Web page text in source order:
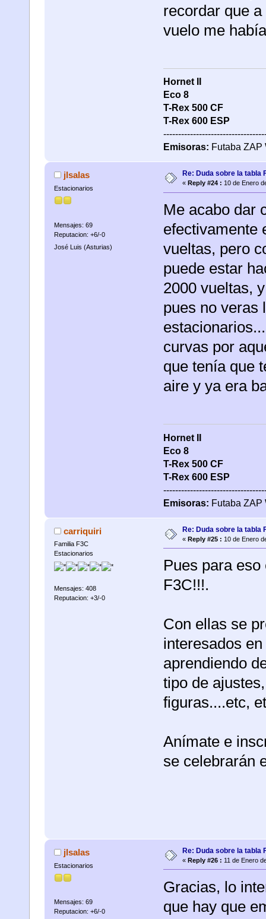
recordar que
vuelo me
Hornet II
Eco 8
T-Rex 500 CF
T-Rex 600 ESP
Emisoras: Futaba ZAP
jlsalas
Estacionarios
Mensajes: 69
Reputacion: +6/-0
José Luis (Asturias)
Re: Duda sobre la tabla
« Reply #24 : 10 de Enero
Me acabo dar
efectivamente
vueltas, pero
puede estar
2000 vueltas,
pues no veras
curvas por
que tenía que
aire y ya era
Hornet II
Eco 8
T-Rex 500 CF
T-Rex 600 ESP
Emisoras: Futaba ZAP
carriquiri
Familia F3C
Estacionarios
Mensajes: 408
Reputacion: +3/-0
Re: Duda sobre la tabla
« Reply #25 : 10 de Enero
Pues para
F3C!!!.
Con ellas se
interesados
aprendiendo
tipo de
figuras....etc,
Anímate e
se celebrarán
jlsalas
Estacionarios
Mensajes: 69
Reputacion: +6/-0
Re: Duda sobre la tabla
« Reply #26 : 11 de Enero
Gracias, lo
que hay que